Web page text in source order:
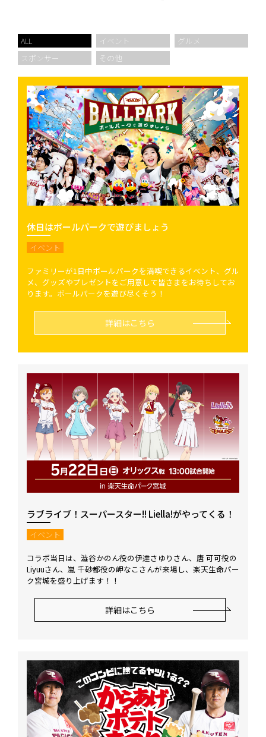
ALL イベント
グルメ
スポンサー
その他
休日はボールパークで遊びましょう
イベント
ファミリーが1日中ボールパークを満喫できるイベント、グル
メ、グッズやプレゼントをご用意して皆さまをお待ちしてお
ります。ボールパークを遊び尽くそう！
詳細はこちら
ラブライブ！スーパースター!! Liella!がやってくる！
イベント
コラボ当日は、澁谷かのん役の伊達さゆりさん、唐 可可役の
Liyuuさん、嵐 千砂都役の岬なこさんが来場し、楽天生命パー
ク宮城を盛り上げます！！
詳細はこちら